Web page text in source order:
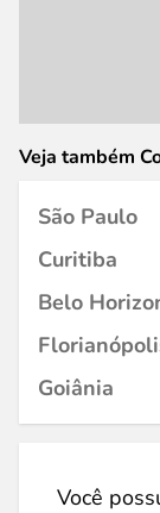
Veja também
São Paulo
Curitiba
Belo
Goiânia
Você